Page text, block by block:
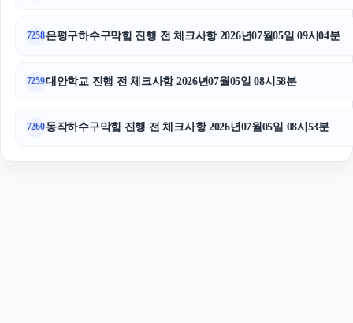
7258은평구하수구막힘 진행 전 체크사항 2026년07월05일 09시04분
7259대안학교 진행 전 체크사항 2026년07월05일 08시58분
7260동작하수구막힘 진행 전 체크사항 2026년07월05일 08시53분